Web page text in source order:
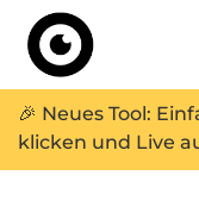
🎉 Neues Tool:
klicken und Live